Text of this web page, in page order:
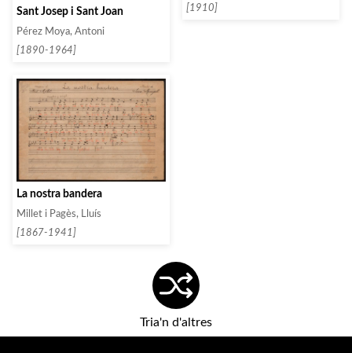
Sant Josep i Sant Joan
Pérez Moya, Antoni
[1890-1964]
[1910]
La nostra bandera
Millet i Pagès, Lluís
[1867-1941]
Tria'n d'altres